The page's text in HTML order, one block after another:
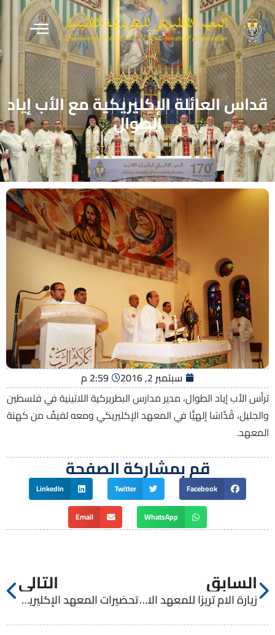
قداس العائلة الإكليريكية مع الأب إياد
الطوال
سبتمبر 2, 2016
2:59 م
ترأس الأب إياد الطوال، مدير مدارس البطريركية اللاتينية في فلسطين
والجليل، قُدَّاسًا إلهيًّا في المعهد الإكليريكي ومعه لفيفٌ من كهنة
المعهد.
قم بمشاركة الصفحة
Facebook
Twitter
LinkedIn
WhatsApp
Email
السابق
زيارة الام تريزا للمعهد الاكليريكي
التالي
تحضيرات المعهد الإكليريكي لتقديس الأم تريزا